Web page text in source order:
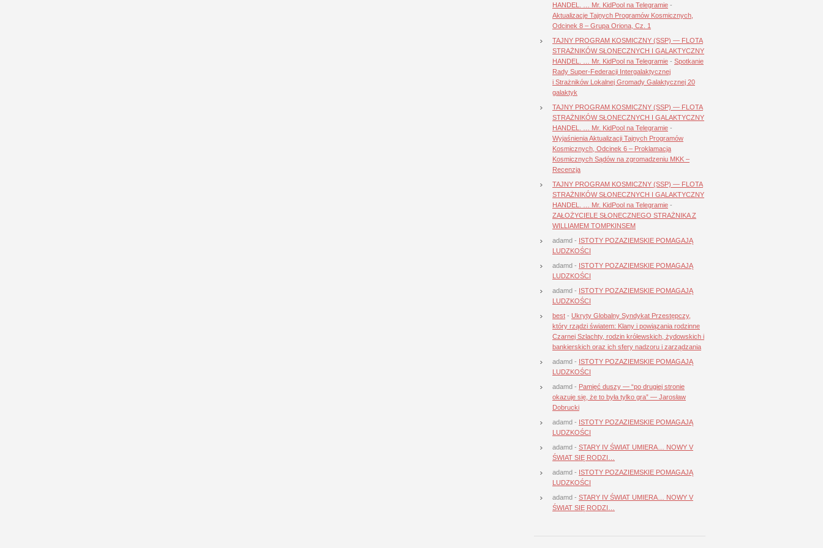
HANDEL. … Mr. KidPool na Telegramie -
Aktualizacje Tajnych Programów Kosmicznych,
Odcinek 8 – Grupa Oriona, Cz. 1
TAJNY PROGRAM KOSMICZNY (SSP) — FLOTA
STRAŻNIKÓW SŁONECZNYCH I GALAKTYCZNY
HANDEL. … Mr. KidPool na Telegramie - Spotkanie
Rady Super-Federacji Intergalaktycznej
i Strażników Lokalnej Gromady Galaktycznej 20
galaktyk
TAJNY PROGRAM KOSMICZNY (SSP) — FLOTA
STRAŻNIKÓW SŁONECZNYCH I GALAKTYCZNY
HANDEL. … Mr. KidPool na Telegramie -
Wyjaśnienia Aktualizacji Tajnych Programów
Kosmicznych, Odcinek 6 – Proklamacja
Kosmicznych Sądów na zgromadzeniu MKK –
Recenzja
TAJNY PROGRAM KOSMICZNY (SSP) — FLOTA
STRAŻNIKÓW SŁONECZNYCH I GALAKTYCZNY
HANDEL. … Mr. KidPool na Telegramie -
ZAŁOŻYCIELE SŁONECZNEGO STRAŻNIKA Z
WILLIAMEM TOMPKINSEM
adamd - ISTOTY POZAZIEMSKIE POMAGAJĄ
LUDZKOŚCI
adamd - ISTOTY POZAZIEMSKIE POMAGAJĄ
LUDZKOŚCI
adamd - ISTOTY POZAZIEMSKIE POMAGAJĄ
LUDZKOŚCI
best - Ukryty Globalny Syndykat Przestępczy,
który rządzi światem: Klany i powiązania rodzinne
Czarnej Szlachty, rodzin królewskich, żydowskich i
bankierskich oraz ich sfery nadzoru i zarządzania
adamd - ISTOTY POZAZIEMSKIE POMAGAJĄ
LUDZKOŚCI
adamd - Pamięć duszy — “po drugiej stronie
okazuje się, że to była tylko gra” — Jarosław
Dobrucki
adamd - ISTOTY POZAZIEMSKIE POMAGAJĄ
LUDZKOŚCI
adamd - STARY IV ŚWIAT UMIERA… NOWY V
ŚWIAT SIĘ RODZI…
adamd - ISTOTY POZAZIEMSKIE POMAGAJĄ
LUDZKOŚCI
adamd - STARY IV ŚWIAT UMIERA… NOWY V
ŚWIAT SIĘ RODZI…